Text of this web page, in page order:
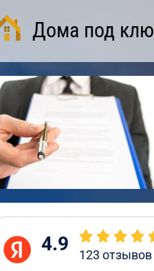
Дома под
4.9 123 отзывов